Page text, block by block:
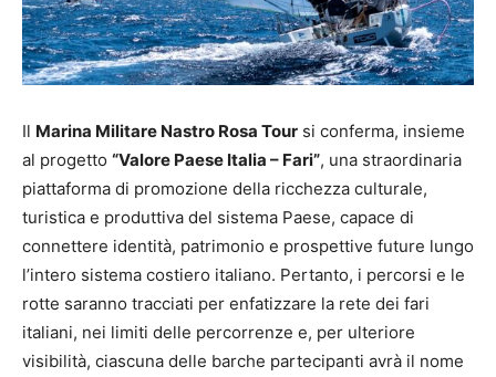
Il Marina Militare Nastro Rosa Tour si conferma, insieme
al progetto “Valore Paese Italia – Fari”, una straordinaria
piattaforma di promozione della ricchezza culturale,
turistica e produttiva del sistema Paese, capace di
connettere identità, patrimonio e prospettive future lungo
l’intero sistema costiero italiano. Pertanto, i percorsi e le
rotte saranno tracciati per enfatizzare la rete dei fari
italiani, nei limiti delle percorrenze e, per ulteriore
visibilità, ciascuna delle barche partecipanti avrà il nome